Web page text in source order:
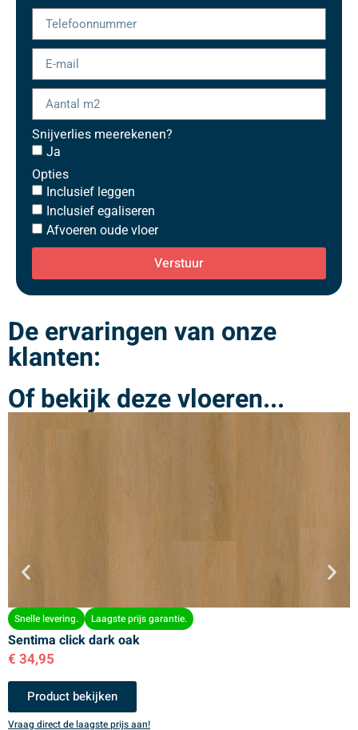
Snijverlies meerekenen?
Ja
Opties
Inclusief leggen
Inclusief egaliseren
Afvoeren oude vloer
Verstuur
De ervaringen van onze
klanten:
Of bekijk deze vloeren...
Snelle levering. Laagste prijs garantie.
Sentima click dark oak
€ 34,95
Product bekijken
Vraag direct de laagste prijs aan!